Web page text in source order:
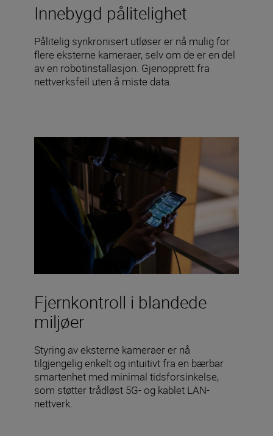
Innebygd pålitelighet
Pålitelig synkronisert utløser er nå mulig for
flere eksterne kameraer, selv om de er en del
av en robotinstallasjon. Gjenopprett fra
nettverksfeil uten å miste data.
Fjernkontroll i blandede
miljøer
Styring av eksterne kameraer er nå
tilgjengelig enkelt og intuitivt fra en bærbar
smartenhet med minimal tidsforsinkelse,
som støtter trådløst 5G- og kablet LAN-
nettverk.